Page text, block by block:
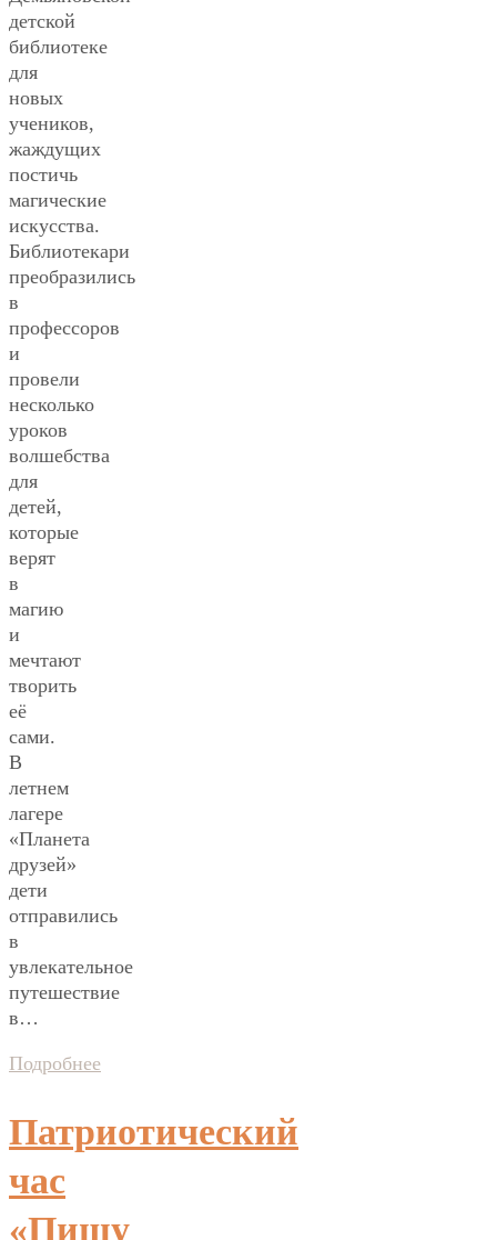
детской
библиотеке
для
новых
учеников,
жаждущих
постичь
магические
искусства.
Библиотекари
преобразились
в
профессоров
и
провели
несколько
уроков
волшебства
для
детей,
которые
верят
в
магию
и
мечтают
творить
её
сами.
В
летнем
лагере
«Планета
друзей»
дети
отправились
в
увлекательное
путешествие
в…
Подробнее
Патриотический
час
«Пишу